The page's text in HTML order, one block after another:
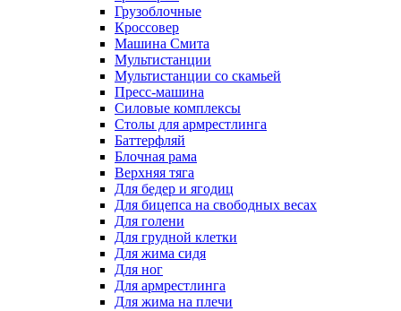
Грузоблочные
Кроссовер
Машина Смита
Мультистанции
Мультистанции со скамьей
Пресс-машина
Силовые комплексы
Столы для армрестлинга
Баттерфляй
Блочная рама
Верхняя тяга
Для бедер и ягодиц
Для бицепса на свободных весах
Для голени
Для грудной клетки
Для жима сидя
Для ног
Для армрестлинга
Для жима на плечи